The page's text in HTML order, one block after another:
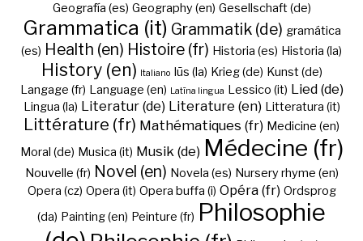
Geografía (es) Geography (en) Gesellschaft (de)
Grammatica (it) Grammatik (de) gramática
(es) Health (en) Histoire (fr) Historia (es) Historia (la)
History (en) Italiano Iūs (la) Krieg (de) Kunst (de)
Langage (fr) Language (en) Latīna lingua Lessico (it) Lied (de)
Lingua (la) Literatur (de) Literature (en) Litteratura (it)
Littérature (fr) Mathématiques (fr) Medicine (en)
Moral (de) Musica (it) Musik (de) Médecine (fr)
Nouvelle (fr) Novel (en) Novela (es) Nursery rhyme (en)
Opera (cz) Opera (it) Opera buffa (i) Opéra (fr) Ordsprog
(da) Painting (en) Peinture (fr) Philosophie